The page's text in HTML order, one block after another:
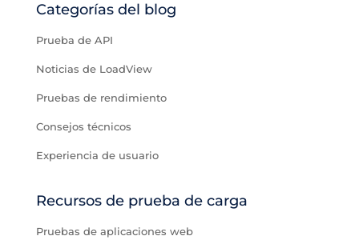
Categorías del blog
Prueba de API
Noticias de LoadView
Pruebas de rendimiento
Consejos técnicos
Experiencia de usuario
Recursos de prueba de carga
Pruebas de aplicaciones web